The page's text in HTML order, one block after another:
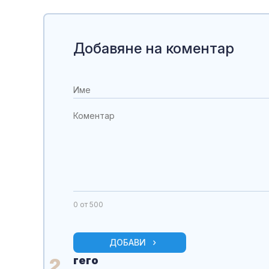
Добавяне на коментар
0 от 500
ДОБАВИ
гего